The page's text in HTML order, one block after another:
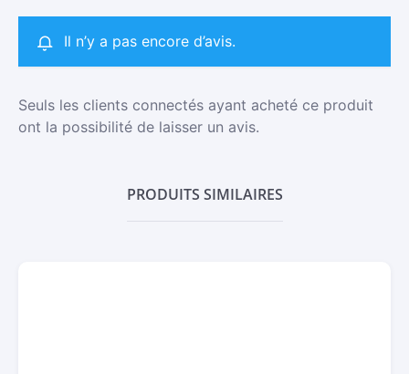
Il n’y a pas encore d’avis.
Seuls les clients connectés ayant acheté ce produit
ont la possibilité de laisser un avis.
PRODUITS SIMILAIRES